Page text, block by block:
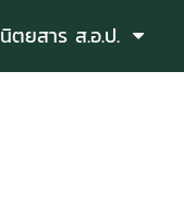
นิตยสาร ส.อ.ป.